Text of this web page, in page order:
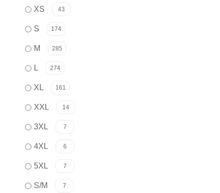
XS 43
S 174
M 285
L 274
XL 161
XXL 14
3XL 7
4XL 6
5XL 7
S/M 7